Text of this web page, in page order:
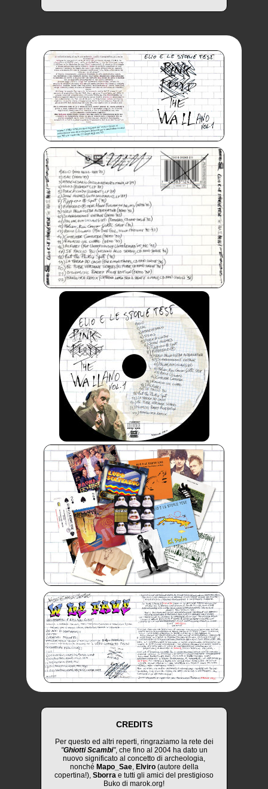
CREDITS
Per questo ed altri reperti, ringraziamo la rete dei
"Ghiotti Scambi", che fino al 2004 ha dato un
nuovo significato al concetto di archeologia,
nonché Mapo_Sae, Elviro(autore della
copertina!), Sborra e tutti gli amici del prestigioso
Buko di marok.org!